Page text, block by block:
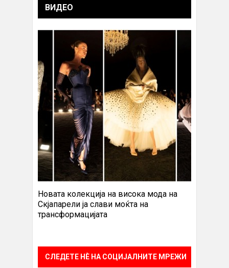
ВИДЕО
Новата колекција на висока мода на
Скјапарели ја слави моќта на
трансформацијата
СЛЕДЕТЕ НÈ НА СОЦИЈАЛНИТЕ МРЕЖИ